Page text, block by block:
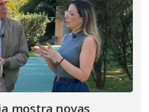
mostra novas